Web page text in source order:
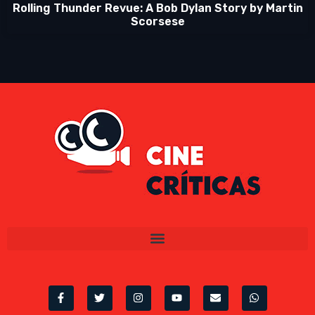
Rolling Thunder Revue: A Bob Dylan Story by Martin
Scorsese